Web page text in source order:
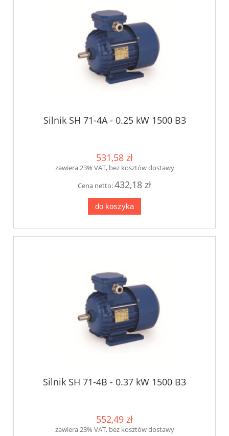
Silnik SH 71-4A - 0.25 kW 1500 B3
531,58 zł
zawiera 23% VAT, bez kosztów dostawy
Cena netto:432,18 zł
do koszyka
Silnik SH 71-4B - 0.37 kW 1500 B3
552,49 zł
zawiera 23% VAT, bez kosztów dostawy